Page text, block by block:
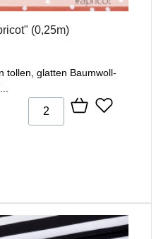
(0,25m)
tollen, glatten Baumwoll-